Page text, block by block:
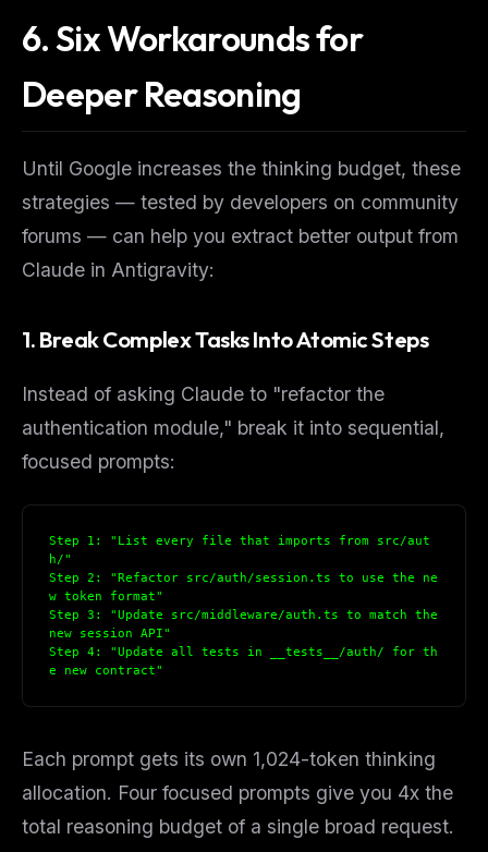
6. Six Workarounds for
Deeper Reasoning
Until Google increases the thinking budget, these
strategies — tested by developers on community
forums — can help you extract better output from
Claude in Antigravity:
1. Break Complex Tasks Into Atomic Steps
Instead of asking Claude to "refactor the
authentication module," break it into sequential,
focused prompts:
Step 1: "List every file that imports from src/aut
h/"
Step 2: "Refactor src/auth/session.ts to use the ne
w token format"
Step 3: "Update src/middleware/auth.ts to match the
new session API"
Step 4: "Update all tests in __tests__/auth/ for th
e new contract"
Each prompt gets its own 1,024-token thinking
allocation. Four focused prompts give you 4x the
total reasoning budget of a single broad request.